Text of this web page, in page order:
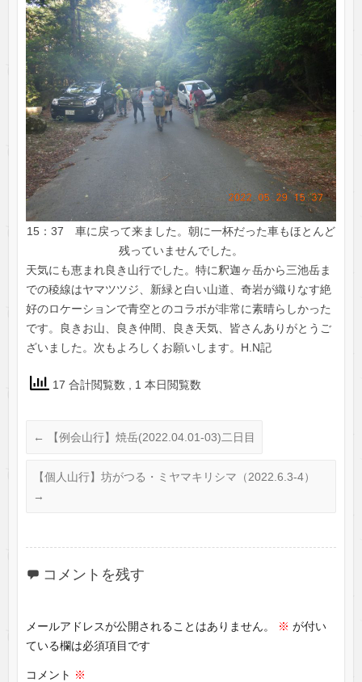
15：37 車に戻って来ました。朝に一杯だった車もほとんど
残っていませんでした。
天気にも恵まれ良き山行でした。特に釈迦ヶ岳から三池岳ま
での稜線はヤマツツジ、新緑と白い山道、奇岩が織りなす絶
好のロケーションで青空とのコラボが非常に素晴らしかった
です。良きお山、良き仲間、良き天気、皆さんありがとうご
ざいました。次もよろしくお願いします。H.N記
17 合計閲覧数 , 1 本日閲覧数
← 【例会山行】焼岳(2022.04.01-03)二日目
【個人山行】坊がつる・ミヤマキリシマ（2022.6.3-4）
→
コメントを残す
メールアドレスが公開されることはありません。 ※ が付い
ている欄は必須項目です
コメント ※